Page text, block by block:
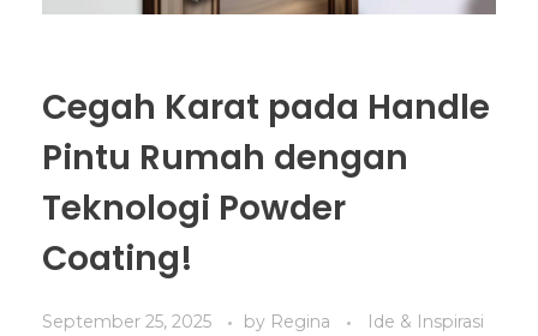
Cegah Karat pada Handle
Pintu Rumah dengan
Teknologi Powder
Coating!
September 25, 2025 by Regina Ide & Inspirasi